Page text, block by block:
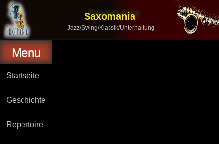
Skip
content
Saxomania
Jazz/Swing/Klassik/Unterhaltung
Menu
Startseite
Geschichte
Repertoire